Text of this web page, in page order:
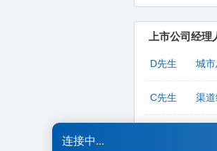
上市公司经理
D先生 城
C先生 渠